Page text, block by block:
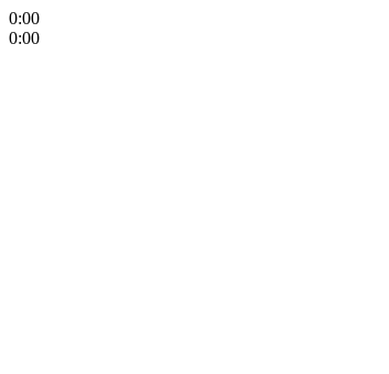
0:00
0:00